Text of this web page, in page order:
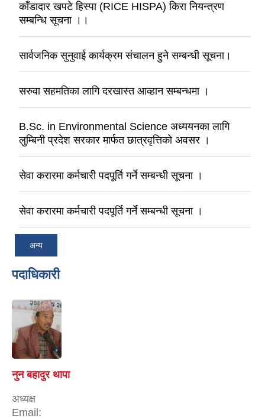
काँडादार खपटे हिस्पा (RICE HISPA) किरा नियन्त्रण
सम्बन्धि सूचना ।।
सार्वजनिक सुनुवाई कार्यक्रम संचालन हुने सम्बन्धी सूचना।
सरुवा सहमतिका लागि दरखास्त आव्हान सम्बन्धमा ।
B.Sc. in Environmental Science अध्ययनका लागि
लुम्बिनी प्रदेश सरकार मार्फत छात्रवृत्तिको अवसर ।
सेवा करारमा कर्मचारी पदपूर्ति गर्ने सम्बन्धी सूचना ।
सेवा करारमा कर्मचारी पदपूर्ति गर्ने सम्बन्धी सूचना ।
अन्य
पदाधिकारी
नुन बहादुर थापा
अध्यक्ष
Email: